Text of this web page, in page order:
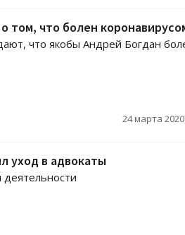
том, что болен
что якобы Андрей Богдан
24 марта
уход в адвокаты
деятельности